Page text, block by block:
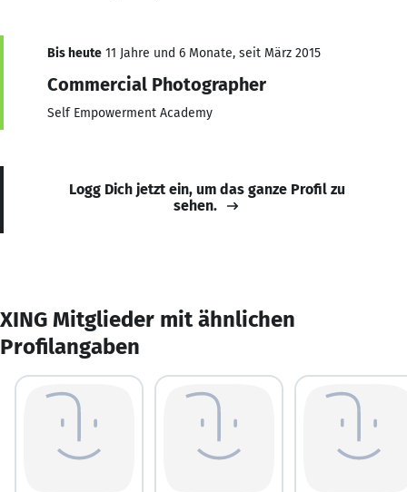
Bis heute 11 Jahre und 6 Monate, seit März 2015
Commercial Photographer
Self Empowerment Academy
Logg Dich jetzt ein, um das ganze Profil zu
sehen.
XING Mitglieder mit ähnlichen
Profilangaben